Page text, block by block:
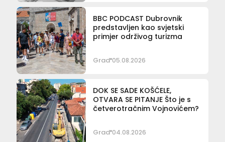
BBC PODCAST Dubrovnik
predstavljen kao svjetski
primjer održivog turizma
Grad 05.08.2026
DOK SE SADE KOŠĆELE,
OTVARA SE PITANJE Što je s
četverotračnim Vojnovićem?
Grad 04.08.2026